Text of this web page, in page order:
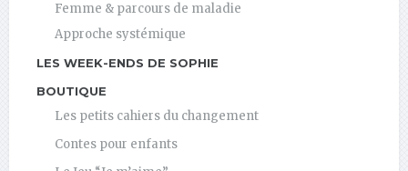
Femme & parcours de maladie
Approche systémique
LES WEEK-ENDS DE SOPHIE
BOUTIQUE
Les petits cahiers du changement
Contes pour enfants